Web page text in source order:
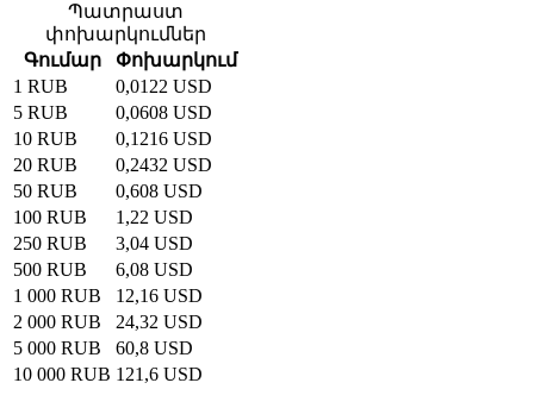
Պատրաստ
փոխարկումներ
Գումար
Փոխարկում
1 RUB
0,0122 USD
5 RUB
0,0608 USD
10 RUB
0,1216 USD
20 RUB
0,2432 USD
50 RUB
0,608 USD
100 RUB
1,22 USD
250 RUB
3,04 USD
500 RUB
6,08 USD
1 000 RUB
12,16 USD
2 000 RUB
24,32 USD
5 000 RUB
60,8 USD
10 000 RUB 121,6 USD